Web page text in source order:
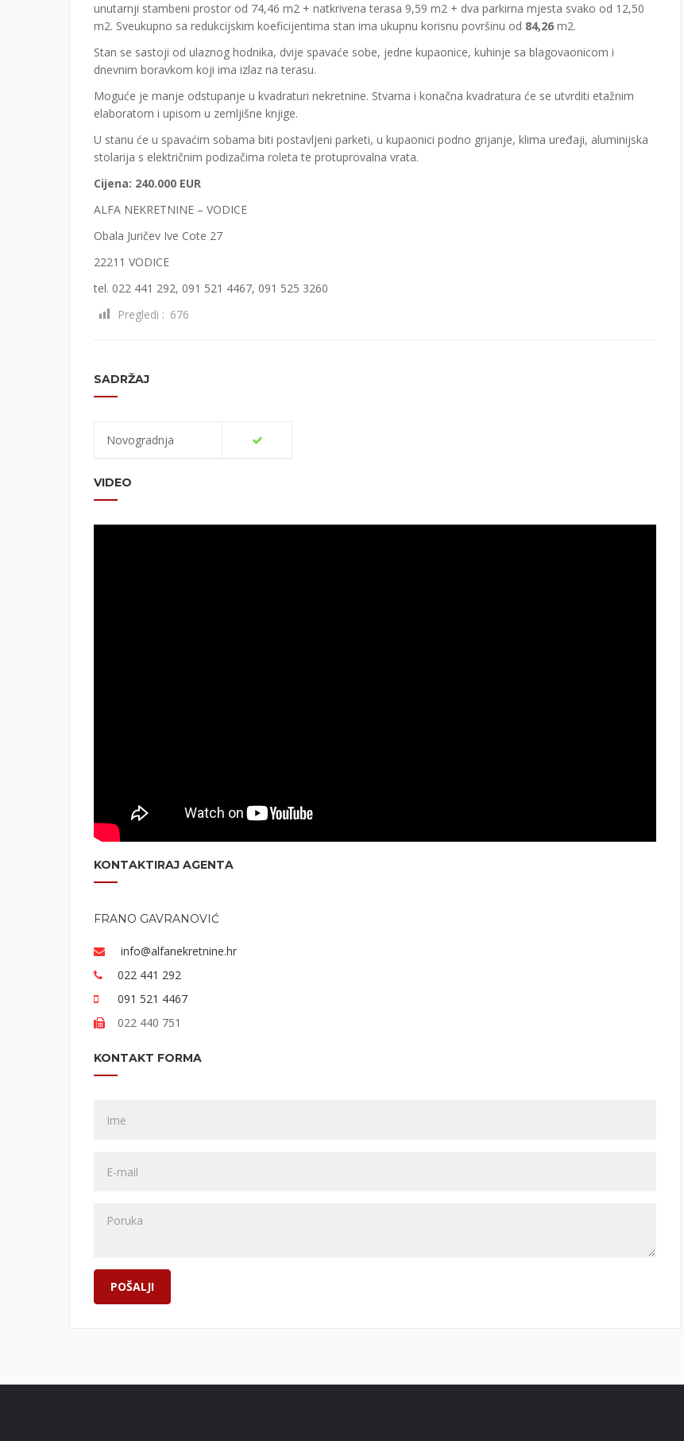
unutarnji stambeni prostor od 74,46 m2 + natkrivena terasa 9,59 m2 + dva parkirna mjesta svako od 12,50
m2. Sveukupno sa redukcijskim koeficijentima stan ima ukupnu korisnu površinu od 84,26 m2.
Stan se sastoji od ulaznog hodnika, dvije spavaće sobe, jedne kupaonice, kuhinje sa blagovaonicom i
dnevnim boravkom koji ima izlaz na terasu.
Moguće je manje odstupanje u kvadraturi nekretnine. Stvarna i konačna kvadratura će se utvrditi etažnim
elaboratom i upisom u zemljišne knjige.
U stanu će u spavaćim sobama biti postavljeni parketi, u kupaonici podno grijanje, klima uređaji, aluminijska
stolarija s električnim podizačima roleta te protuprovalna vrata.
Cijena: 240.000 EUR
ALFA NEKRETNINE – VODICE
Obala Juričev Ive Cote 27
22211 VODICE
tel. 022 441 292, 091 521 4467, 091 525 3260
Pregledi : 676
SADRŽAJ
Novogradnja
VIDEO
KONTAKTIRAJ AGENTA
FRANO GAVRANOVIĆ
info@alfanekretnine.hr
022 441 292
091 521 4467
022 440 751
KONTAKT FORMA
POŠALJI